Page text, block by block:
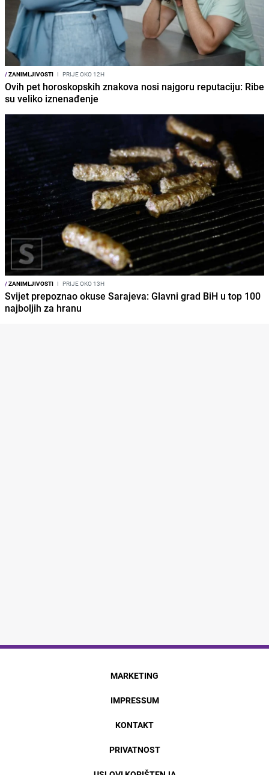
/ZANIMLJIVOSTI I PRIJE OKO 12H
Ovih pet horoskopskih znakova nosi najgoru reputaciju: Ribe
su veliko iznenađenje
/ZANIMLJIVOSTI I PRIJE OKO 13H
Svijet prepoznao okuse Sarajeva: Glavni grad BiH u top 100
najboljih za hranu
MARKETING
IMPRESSUM
KONTAKT
PRIVATNOST